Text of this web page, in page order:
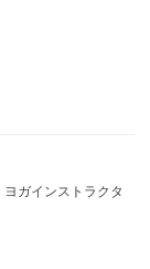
ガインストラクタ